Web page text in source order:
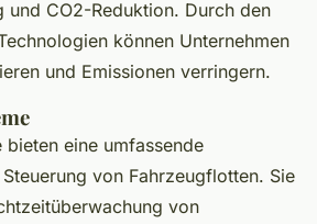
und CO2-Reduktion. Durch den
können Unternehmen
und Emissionen verringern.
bieten eine umfassende
von Fahrzeugflotten. Sie
von